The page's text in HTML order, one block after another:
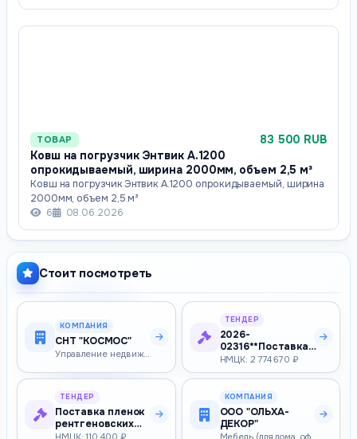
ТОВАР
83 500 RUB
Ковш на погрузчик Энтвик А.1200
опрокидываемый, ширина 2000мм, объем 2,5 м³
Ковш на погрузчик Энтвик А.1200 опрокидываемый, ширина
2000мм, объем 2,5 м³
6
08.06.2026
Стоит посмотреть
КОМПАНИЯ
СНТ "КОСМОС"
ТЕНДЕР
2026-
02316**Поставка
медицинского
оборудования
(установ…
НМЦК: 2 774 670 ₽
ТЕНДЕР
Поставка пленок
рентгеновских
медицинских
КОМПАНИЯ
ООО "ОЛЬХА-
ДЕКОР"